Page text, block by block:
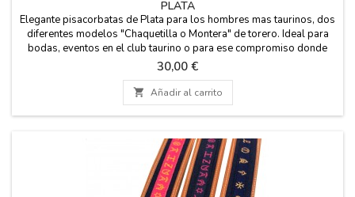
PLATA
Elegante pisacorbatas de Plata para los hombres mas taurinos, dos
diferentes modelos "Chaquetilla o Montera" de torero. Ideal para
bodas, eventos en el club taurino o para ese compromiso donde
quieres lucir tus raíces con orgullo, combinalo con nuestra
preciosas y estilosas corbatas Toreritos. Artesanía de Calidad:
Piezas de plata con acabados...
Precio
30,00 €
 Añadir al carrito